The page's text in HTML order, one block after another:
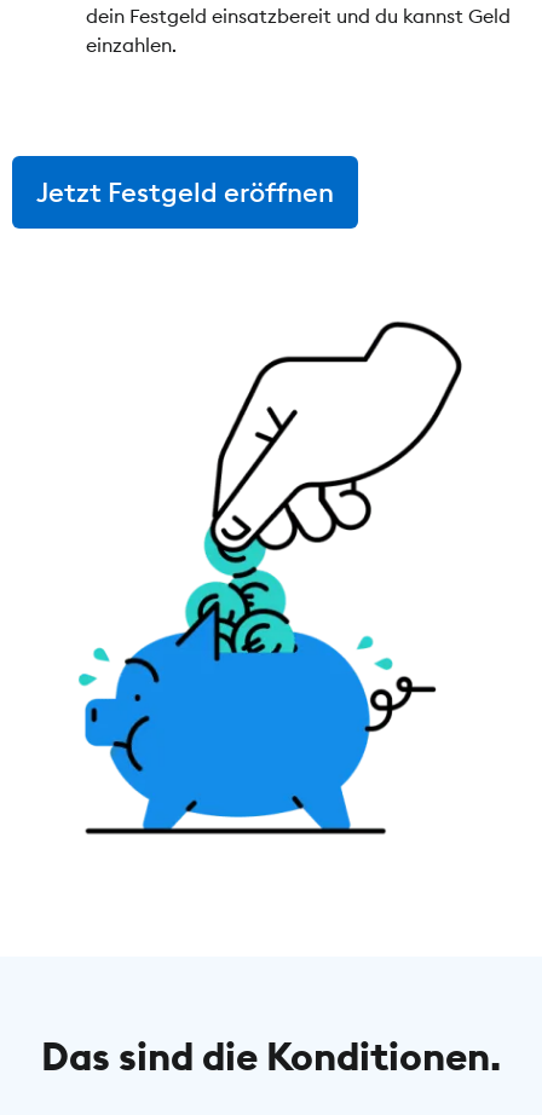
dein Festgeld einsatzbereit und du kannst Geld
einzahlen.
Jetzt Festgeld eröffnen
Das sind die Konditionen.